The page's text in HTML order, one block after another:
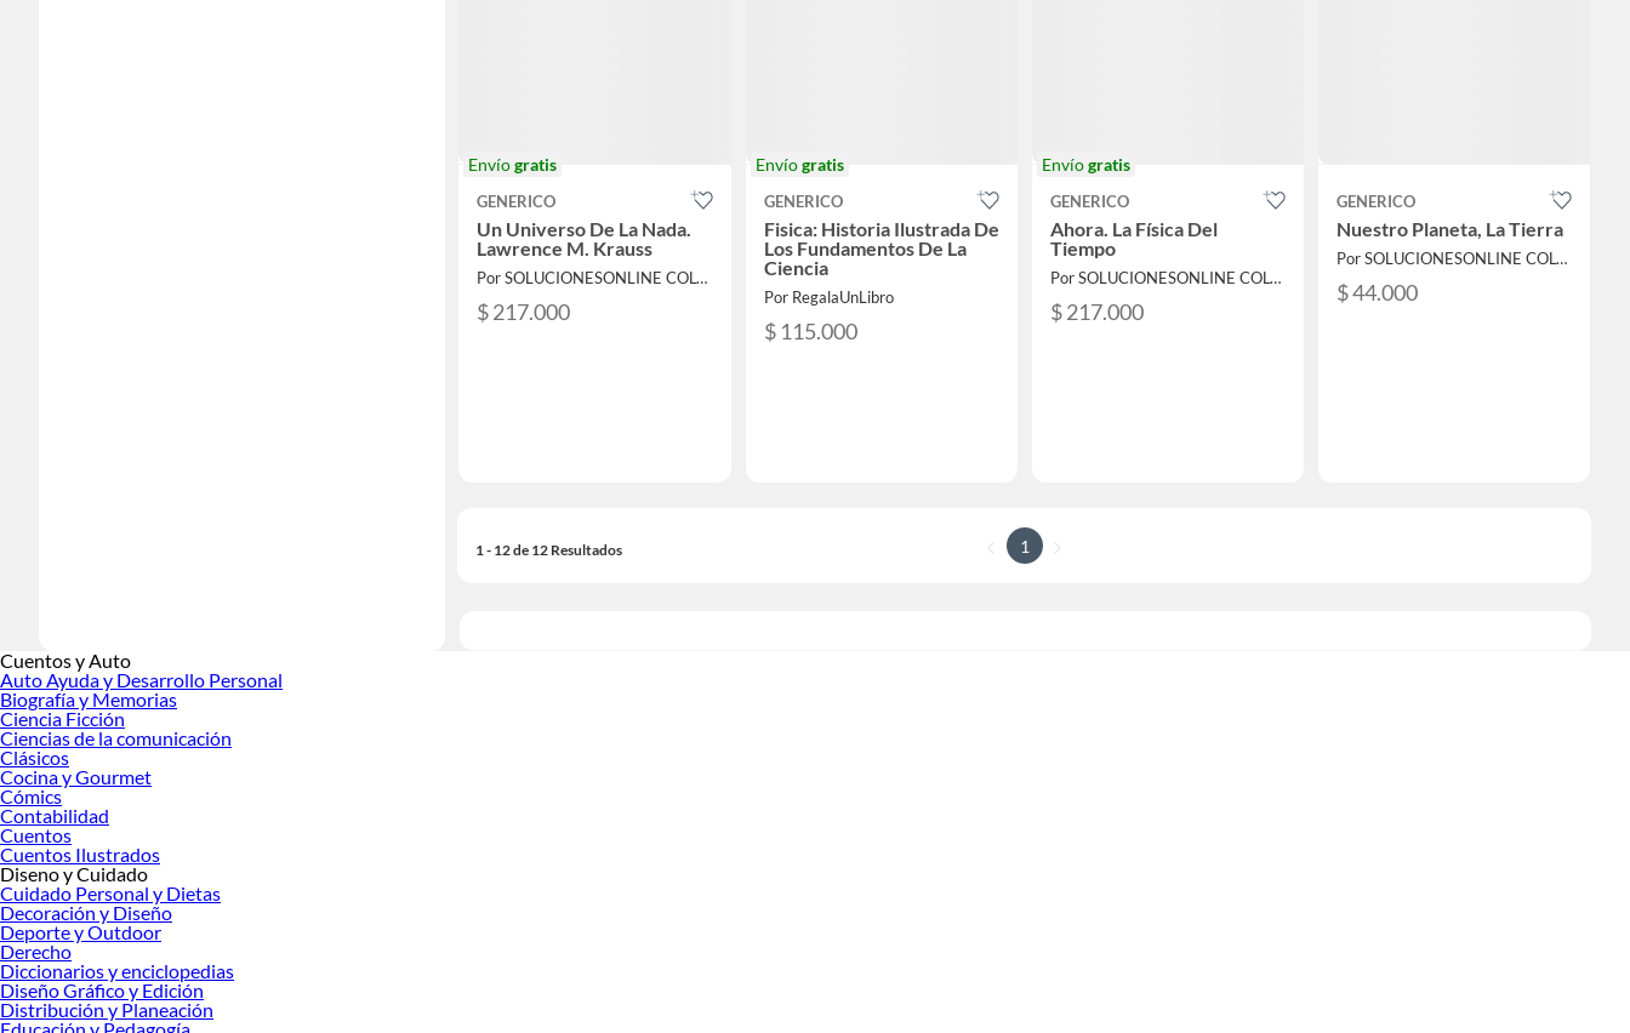
Envíogratis
GENERICO
Un Universo De La Nada.
Lawrence M. Krauss
Por SOLUCIONESONLINE COLOMBIA SAS
$ 217.000
Envíogratis
GENERICO
Fisica: Historia Ilustrada De
Los Fundamentos De La
Ciencia
Por RegalaUnLibro
$ 115.000
Envíogratis
GENERICO
Ahora. La Física Del
Tiempo
Por SOLUCIONESONLINE COLOMBIA SAS
$ 217.000
GENERICO
Nuestro Planeta, La Tierra
Por SOLUCIONESONLINE COLOMBIA SAS
$ 44.000
1 - 12 de 12 Resultados 1
Cuentos y Auto
Auto Ayuda y Desarrollo Personal
Biografía y Memorias
Ciencia Ficción
Ciencias de la comunicación
Clásicos
Cocina y Gourmet
Cómics
Contabilidad
Cuentos
Cuentos Ilustrados
Diseno y Cuidado
Cuidado Personal y Dietas
Decoración y Diseño
Deporte y Outdoor
Derecho
Diccionarios y enciclopedias
Diseño Gráfico y Edición
Distribución y Planeación